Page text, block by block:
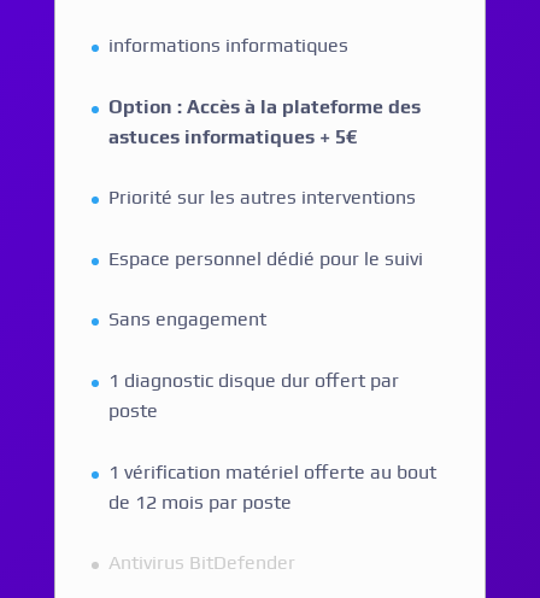
informations informatiques
Option : Accès à la plateforme des
astuces informatiques + 5€
Priorité sur les autres interventions
Espace personnel dédié pour le suivi
Sans engagement
1 diagnostic disque dur offert par
poste
1 vérification matériel offerte au bout
de 12 mois par poste
Antivirus BitDefender